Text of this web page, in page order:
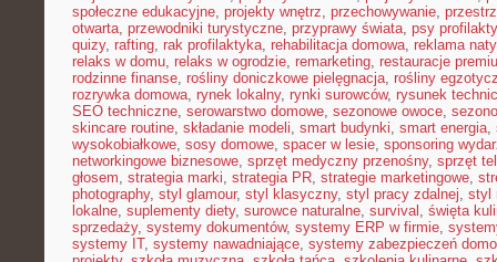
społeczne edukacyjne, projekty wnętrz, przechowywanie,
otwarta, przewodniki turystyczne, przyprawy świata, psy
quizy, rafting, rak profilaktyka, rehabilitacja domowa, reklama
relaks w domu, relaks w ogrodzie, remarketing, restauracje
rodzinne finanse, rośliny doniczkowe pielęgnacja, rośliny
rozrywka domowa, rynek lokalny, rynki surowców, rysunek
SEO techniczne, serowarstwo domowe, sezonowe owoce,
skincare routine, składanie modeli, smart budynki, smart energia,
wysokobiałkowe, sosy domowe, spacer w lesie, sponsoring
networkingowe biznesowe, sprzęt medyczny przenośny, sprzęt
głosem, strategia marki, strategia PR, strategie marketingowe,
photography, styl glamour, styl klasyczny, styl pracy zdalnej, styl
lokalne, suplementy diety, surowce naturalne, survival , święta
sprzedaży, systemy dokumentów, systemy ERP w firmie,
systemy IT, systemy nawadniające, systemy zabezpieczeń